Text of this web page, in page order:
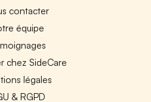
contacter
équipe
chez SideCare
légales
& RGPD